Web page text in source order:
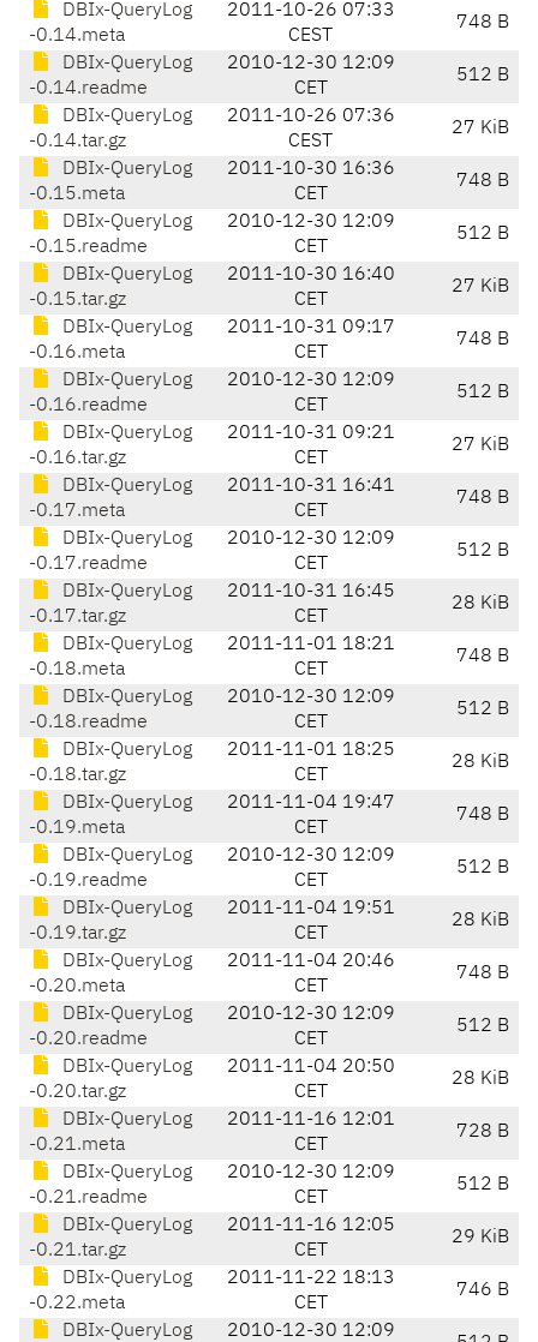
DBIx-QueryLog
-0.14.meta
2011-10-26 07:33
CEST
748 B
DBIx-QueryLog
-0.14.readme
2010-12-30 12:09
CET
512 B
DBIx-QueryLog
-0.14.tar.gz
2011-10-26 07:36
CEST
27 KiB
DBIx-QueryLog
-0.15.meta
2011-10-30 16:36
CET
748 B
DBIx-QueryLog
-0.15.readme
2010-12-30 12:09
CET
512 B
DBIx-QueryLog
-0.15.tar.gz
2011-10-30 16:40
CET
27 KiB
DBIx-QueryLog
-0.16.meta
2011-10-31 09:17
CET
748 B
DBIx-QueryLog
-0.16.readme
2010-12-30 12:09
CET
512 B
DBIx-QueryLog
-0.16.tar.gz
2011-10-31 09:21
CET
27 KiB
DBIx-QueryLog
-0.17.meta
2011-10-31 16:41
CET
748 B
DBIx-QueryLog
-0.17.readme
2010-12-30 12:09
CET
512 B
DBIx-QueryLog
-0.17.tar.gz
2011-10-31 16:45
CET
28 KiB
DBIx-QueryLog
-0.18.meta
2011-11-01 18:21
CET
748 B
DBIx-QueryLog
-0.18.readme
2010-12-30 12:09
CET
512 B
DBIx-QueryLog
-0.18.tar.gz
2011-11-01 18:25
CET
28 KiB
DBIx-QueryLog
-0.19.meta
2011-11-04 19:47
CET
748 B
DBIx-QueryLog
-0.19.readme
2010-12-30 12:09
CET
512 B
DBIx-QueryLog
-0.19.tar.gz
2011-11-04 19:51
CET
28 KiB
DBIx-QueryLog
-0.20.meta
2011-11-04 20:46
CET
748 B
DBIx-QueryLog
-0.20.readme
2010-12-30 12:09
CET
512 B
DBIx-QueryLog
-0.20.tar.gz
2011-11-04 20:50
CET
28 KiB
DBIx-QueryLog
-0.21.meta
2011-11-16 12:01
CET
728 B
DBIx-QueryLog
-0.21.readme
2010-12-30 12:09
CET
512 B
DBIx-QueryLog
-0.21.tar.gz
2011-11-16 12:05
CET
29 KiB
DBIx-QueryLog
-0.22.meta
2011-11-22 18:13
CET
746 B
DBIx-QueryLog
2010-12-30 12:09